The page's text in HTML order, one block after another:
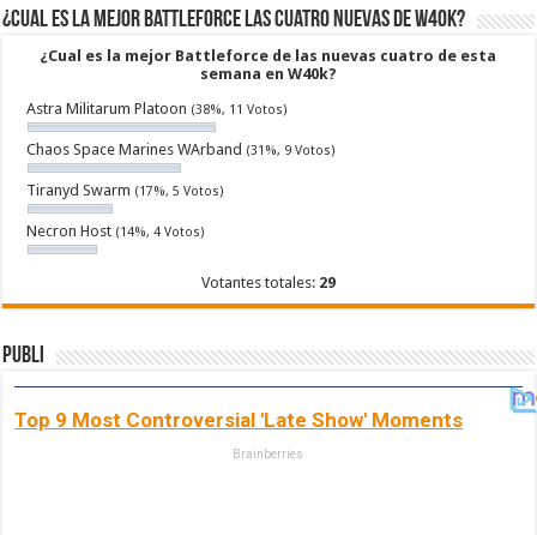
¿Cual es la mejor Battleforce las cuatro nuevas de W40k?
¿Cual es la mejor Battleforce de las nuevas cuatro de esta
semana en W40k?
Astra Militarum Platoon (38%, 11 Votos)
Chaos Space Marines WArband (31%, 9 Votos)
Tiranyd Swarm (17%, 5 Votos)
Necron Host (14%, 4 Votos)
Votantes totales: 29
Publi
Top 9 Most Controversial 'Late Show' Moments
Brainberries